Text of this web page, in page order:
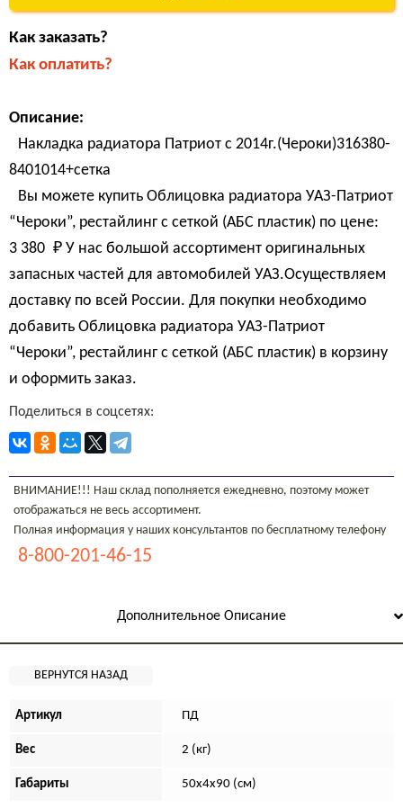
Как заказать?
Как оплатить?
Описание:
Накладка радиатора Патриот с 2014г.(Чероки)316380-
8401014+сетка
Вы можете купить Облицовка радиатора УАЗ-Патриот
“Чероки”, рестайлинг с сеткой (АБС пластик) по цене:
3 380 ₽ У нас большой ассортимент оригинальных
запасных частей для автомобилей УАЗ.Осуществляем
доставку по всей России. Для покупки необходимо
добавить Облицовка радиатора УАЗ-Патриот
“Чероки”, рестайлинг с сеткой (АБС пластик) в корзину
и оформить заказ.
Поделиться в соцсетях:
ВНИМАНИЕ!!! Наш склад пополняется ежедневно, поэтому может
отображаться не весь ассортимент.
Полная информация у наших консультантов по бесплатному телефону
8-800-201-46-15
Дополнительное Описание
Артикул ПД
Вес 2 (кг)
Габариты 50х4х90 (см)